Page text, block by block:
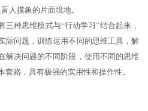
人摸象的片面境地。
三种思维模式与“行动学习”结合起来，
际问题，训练运用不同的思维工具，解
解决问题的不同阶段，使用不同的思维
路，具有极强的实用性和操作性。